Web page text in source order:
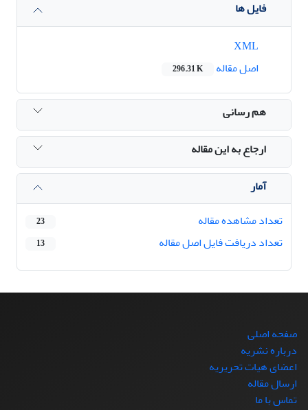
فایل ها
اصل مقاله
296.31 K
هم رسانی
ارجاع به این مقاله
آمار
تعداد مشاهده مقاله
23
تعداد دریافت فایل اصل مقاله 13
صفحه اصلی
درباره نشریه
اعضای هیات تحریریه
ارسال مقاله
تماس با ما